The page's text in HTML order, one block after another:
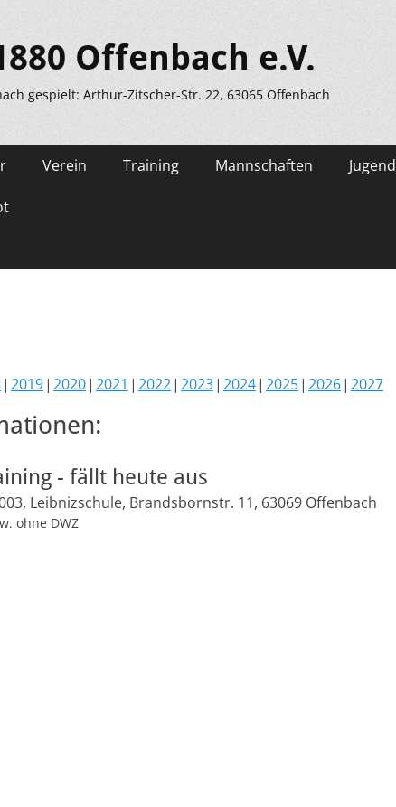
Offenbach e.V.
gespielt: Arthur-Zitscher-Str. 22, 63065 Offenbach
Verein Training Mannschaften Jugend
2019 2020 2021 2022 2023 2024 2025 2026 2027
- fällt heute aus
Leibnizschule, Brandsbornstr. 11, 63069 Offenbach
ohne DWZ